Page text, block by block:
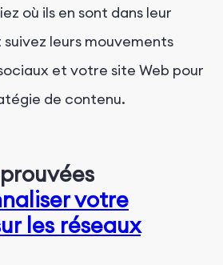
où ils en sont dans leur
leurs mouvements
et votre site Web pour
de contenu.
votre
les réseaux